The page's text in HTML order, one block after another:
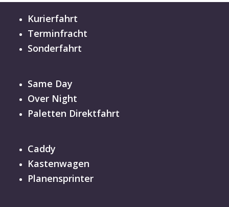
Kurierfahrt
Terminfracht
Sonderfahrt
Same Day
Over Night
Paletten Direktfahrt
Caddy
Kastenwagen
Planensprinter